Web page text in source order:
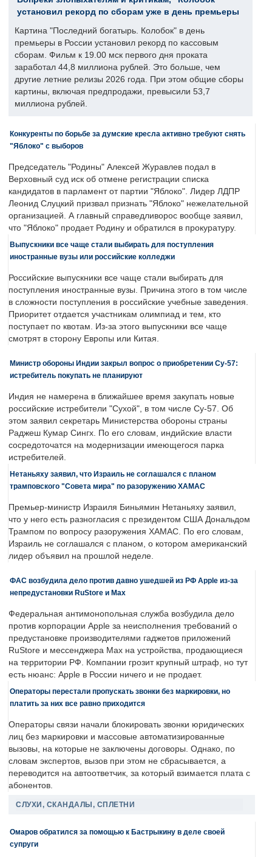
установил рекорд по сборам уже в день премьеры
Картина "Последний богатырь. Колобок" в день
премьеры в России установил рекорд по кассовым
сборам. Фильм к 19.00 мск первого дня проката
заработал 44,8 миллиона рублей. Это больше, чем
другие летние релизы 2026 года. При этом общие сборы
картины, включая предпродажи, превысили 53,7
миллиона рублей.
Конкуренты по борьбе за думские кресла активно требуют снять
"Яблоко" с выборов
Председатель "Родины" Алексей Журавлев подал в
Верховный суд иск об отмене регистрации списка
кандидатов в парламент от партии "Яблоко". Лидер ЛДПР
Леонид Слуцкий призвал признать "Яблоко" нежелательной
организацией. А главный справедливорос вообще заявил,
что "Яблоко" продает Родину и обратился в прокуратуру.
Выпускники все чаще стали выбирать для поступления
иностранные вузы или российские колледжи
Российские выпускники все чаще стали выбирать для
поступления иностранные вузы. Причина этого в том числе
в сложности поступления в российские учебные заведения.
Приоритет отдается участникам олимпиад и тем, кто
поступает по квотам. Из-за этого выпускники все чаще
смотрят в сторону Европы или Китая.
Министр обороны Индии закрыл вопрос о приобретении Су-57:
истребитель покупать не планируют
Индия не намерена в ближайшее время закупать новые
российские истребители "Сухой", в том числе Су-57. Об
этом заявил секретарь Министерства обороны страны
Раджеш Кумар Сингх. По его словам, индийские власти
сосредоточатся на модернизации имеющегося парка
истребителей.
Нетаньяху заявил, что Израиль не соглашался с планом
трамповского "Совета мира" по разоружению ХАМАС
Премьер-министр Израиля Биньямин Нетаньяху заявил,
что у него есть разногласия с президентом США Дональдом
Трампом по вопросу разоружения ХАМАС. По его словам,
Израиль не соглашался с планом, о котором американский
лидер объявил на прошлой неделе.
ФАС возбудила дело против давно ушедшей из РФ Apple из-за
непредустановки RuStore и Max
Федеральная антимонопольная служба возбудила дело
против корпорации Apple за неисполнения требований о
предустановке производителями гаджетов приложений
RuStore и мессенджера Max на устройства, продающиеся
на территории РФ. Компании грозит крупный штраф, но тут
есть нюанс: Apple в России ничего и не продает.
Операторы перестали пропускать звонки без маркировки, но
платить за них все равно приходится
Операторы связи начали блокировать звонки юридических
лиц без маркировки и массовые автоматизированные
вызовы, на которые не заключены договоры. Однако, по
словам экспертов, вызов при этом не сбрасывается, а
переводится на автоответчик, за который взимается плата с
абонентов.
СЛУХИ, СКАНДАЛЫ, СПЛЕТНИ
Омаров обратился за помощью к Бастрыкину в деле своей
супруги